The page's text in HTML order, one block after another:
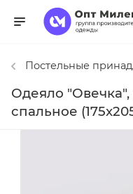
Постельные
Одеяло
спальное